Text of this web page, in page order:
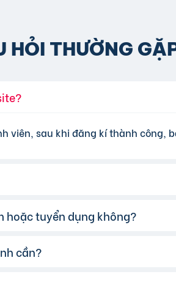
HỎI THƯỜNG
viên, sau khi đăng kí thành công,
cơ bản cho tất cả người dùng.
hoặc tuyển dụng không?
hỗ trợ đăng tin tuyển dụng và
cần?
website, nhập từ khóa liên